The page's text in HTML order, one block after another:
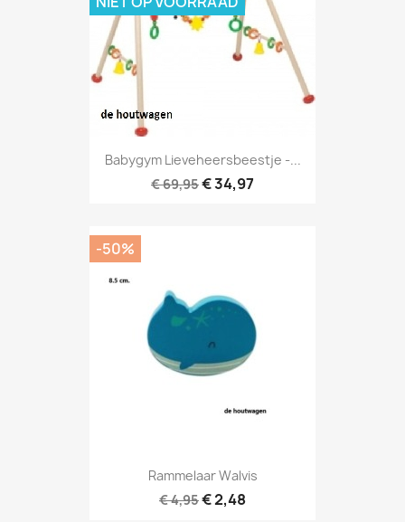
Babygym Lieveheersbeestje -...
€ 69,95€ 34,97
Rammelaar Walvis
€ 4,95€ 2,48
-50%